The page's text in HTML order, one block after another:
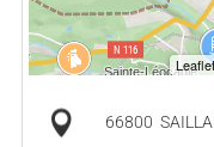
66800